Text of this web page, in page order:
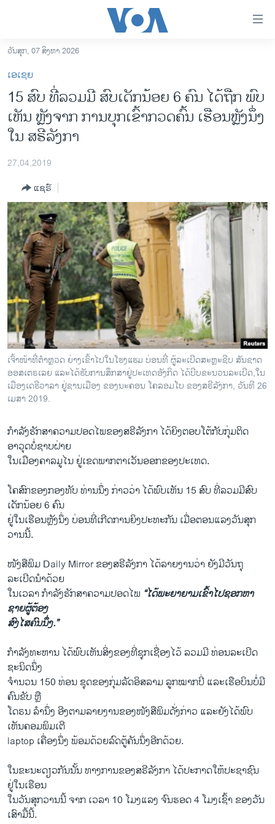
ເຂົ້າ
ຫາ
ຂ້າມ
ຂ້າມ
ໄປ
ຫາ
ຊອກ
ອາເມຣິກາ
ການເລືອກຕັ້ງ ປະທານາທີບໍດີ ສະຫະລັດ 2024
ອິດສະຫຼະພາບດ້ານການຂ່າວ
ຊີວິດຊາວລາວ
ຊຸມຊົນຊາວລາວ
ວິທະຍາສາດ-ເທັກໂນໂລຈີ
ທຸລະກິດ
ພາສາອັງກິດ
ວີດີໂອ
ສຽງ
ລາຍການກະຈາຍສຽງ
ພາສາຕ່າງໆ
ວັນສຸກ, 07 ສິງຫາ 2026
ເອເຊຍ
15 ສົບ ທີ່ລວມມີ ສົບເດັກນ້ອຍ 6 ຄົນ ໄດ້ຖືກ ພົບ
ເຫັນ ຫຼັງຈາກ ການບຸກເຂົ້າກວດຄົ້ນ ເຮືອນຫຼັງນຶ່ງ
ໃນ ສຣີລັງກາ
27,04,2019
ແຊຣ໌
ເຈົ້າໜ້າທີ່ຕຳຫຼວດ ຍ່າງເຂົ້າໄປໃນໂຮງແຮມ ບ່ອນທີ່ ຜູ້ລະເບີດສະຫຼະຊີບ ສັນຊາດ
ອອສເຕຣເລຍ ແລະໄດ້ຮັບການສຶກສາຢູ່ປະເທດອັງກິດ ໄດ້ບີບຂະນວນລະເບີດ,ໃນ
ເມືອງເດຮີວາລາ ຢູ່ຊານເມືອງ ຂອງນະຄອນ ໂຄລອມໂບ ຂອງສຣີລັງກາ, ວັນທີ 26
ເມສາ 2019.
ກຳລັງຮັກສາຄວາມປອດໄພຂອງສຣີລັງກາ ໄດ້ຍິງຕອບໂຕ້ກັບກຸ່ມຕິດ
ອາວຸດບໍ່ຊາບຝ່າຍ
ໃນເມືອງຄາລມູໄນ ຢູ່ເຂດພາກຕາເວັນອອກຂອງປະເທດ.
ໂຄສົກຂອງກອງທັບ ທ່ານນຶ່ງ ກ່າວວ່າ ໄດ້ພົບເຫັນ 15 ສົບ ທີ່ລວມມີສົບ
ເດັກນ້ອຍ 6 ຄົນ
ຢູ່ໃນເຮືອນຫຼັງນຶ່ງ ບ່ອນທີ່ເກີດການຍິງປະທະກັນ ເມື່ອຕອນແລງວັນສຸກ
ວານນີ້.
ໜັງສືພິມ Daily Mirror ຂອງສຣີລັງກາ ໄດ້ລາຍງານວ່າ ຍັງມີວັນຖຸ
ລະເບີດນຳດ້ວຍ
ໃນເວລາ ກຳລັງຮັກສາຄວາມປອດໄພ “ໄດ້ພະຍາຍາມເຂົ້າໄປຊອກຫາ
ຊາຍຜູ້ຕ້ອງ
ສົງໄສຄົນນຶ່ງ.”
ກຳລັງທະຫານ ໄດ້ພົບເຫັນສິ່ງຂອງທີ່ຊຸກເຊື່ອງໄວ້ ລວມມີ ທ່ອນລະເບີດ
ຊະນິດນຶ່ງ
ຈຳນວນ 150 ທ່ອນ ຊຸດຂອງກຸ່ມລັດອິສລາມ ລູກໝາກບີ່ ແລະເຮືອບິນບໍ່ມີ
ຄົນຂັບ ຫຼື
ໂດຣນ ລຳນຶ່ງ ອີງຕາມລາຍງານຂອງໜັງສືພິມດັ່ງກ່າວ ແລະຍັງໄດ້ພົບ
ເຫັນຄອມພິມເຕີ
laptop ເຄື່ອງນຶ່ງ ພ້ອມດ້ວຍລົດຕູ້ຄັນນຶ່ງອີກດ້ວຍ.
ໃນຂະນະດຽວກັນນັ້ນ ທາງການຂອງສຣີລັງກາ ໄດ້ປະກາດໃຫ້ປະຊາຊົນ
ຢູ່ໃນເຮືອນ
ໃນວັນສຸກວານນີ້ ຈາກ ເວລາ 10 ໂມງແລງ ຈົນຮອດ 4 ໂມງເຊົ້າ ຂອງວັນ
ເສົາມື້ນີ້.